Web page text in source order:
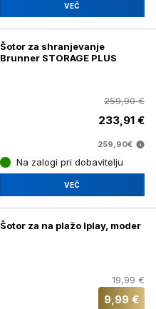
VEČ
Šotor za shranjevanje
Brunner STORAGE PLUS
259,90 €
233,91 €
259,90€
Na zalogi pri dobavitelju
VEČ
Šotor za na plažo Iplay, moder
19,99 €
9,99 €